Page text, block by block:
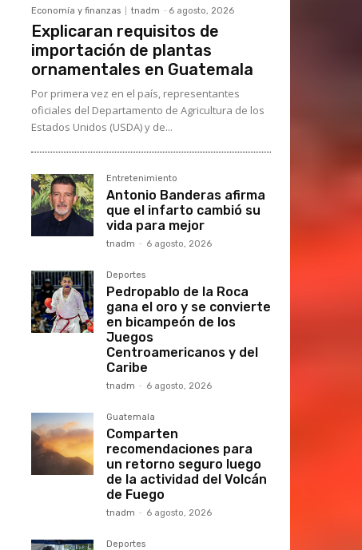
Economía y finanzas tnadm - 6 agosto, 2026
Explicaran requisitos de
importación de plantas
ornamentales en Guatemala
Por primera vez en el país, representantes
oficiales del Departamento de Agricultura de los
Estados Unidos (USDA) y de...
Entretenimiento
Antonio Banderas afirma
que el infarto cambió su
vida para mejor
tnadm - 6 agosto, 2026
Deportes
Pedropablo de la Roca
gana el oro y se convierte
en bicampeón de los
Juegos
Centroamericanos y del
Caribe
tnadm - 6 agosto, 2026
Guatemala
Comparten
recomendaciones para
un retorno seguro luego
de la actividad del Volcán
de Fuego
tnadm - 6 agosto, 2026
Deportes